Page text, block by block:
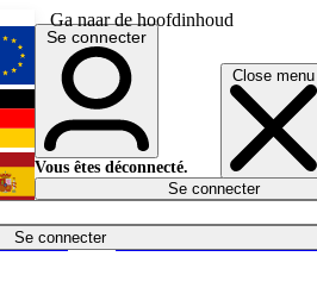
Ga naar de hoofdinhoud
Close menu
Se connecter
Économie
English
Deutsch
Español
Se connecter
Vous êtes déconnecté.
Se connecter